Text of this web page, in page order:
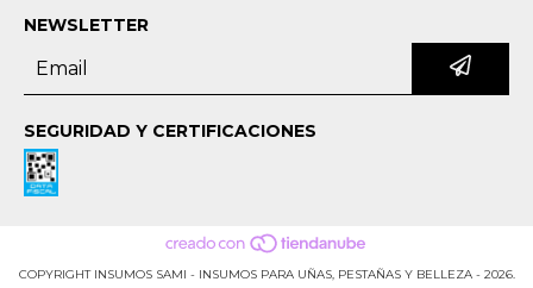
NEWSLETTER
SEGURIDAD Y CERTIFICACIONES
COPYRIGHT INSUMOS SAMI - INSUMOS PARA UÑAS, PESTAÑAS Y BELLEZA - 2026.